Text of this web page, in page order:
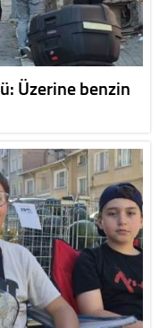
Üzerine benzin